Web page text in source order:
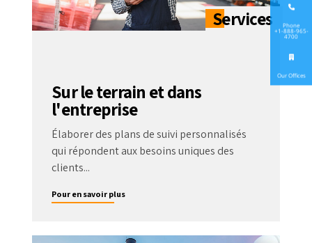
Sur le terrain et dans
l'entreprise
Élaborer des plans de suivi personnalisés
qui répondent aux besoins uniques des
clients...
Pour en savoir plus
Phone
+1-888-965-
4700
Our Offices